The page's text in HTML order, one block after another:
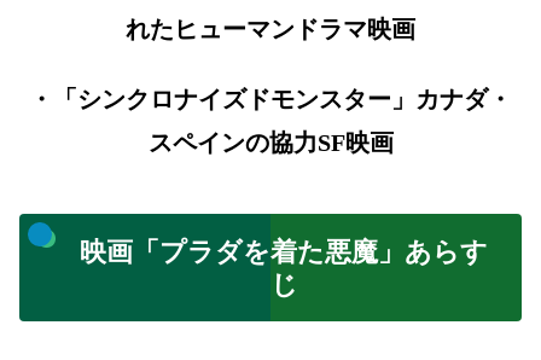
れたヒューマンドラマ映画
・「シンクロナイズドモンスター」カナダ・
スペインの協力SF映画
映画「プラダを着た悪魔」あらす
じ